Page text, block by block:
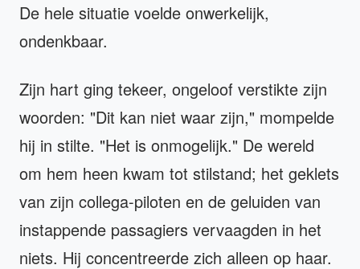
De hele situatie voelde onwerkelijk,
ondenkbaar.
Zijn hart ging tekeer, ongeloof verstikte zijn
woorden: "Dit kan niet waar zijn," mompelde
hij in stilte. "Het is onmogelijk." De wereld
om hem heen kwam tot stilstand; het geklets
van zijn collega-piloten en de geluiden van
instappende passagiers vervaagden in het
niets. Hij concentreerde zich alleen op haar.